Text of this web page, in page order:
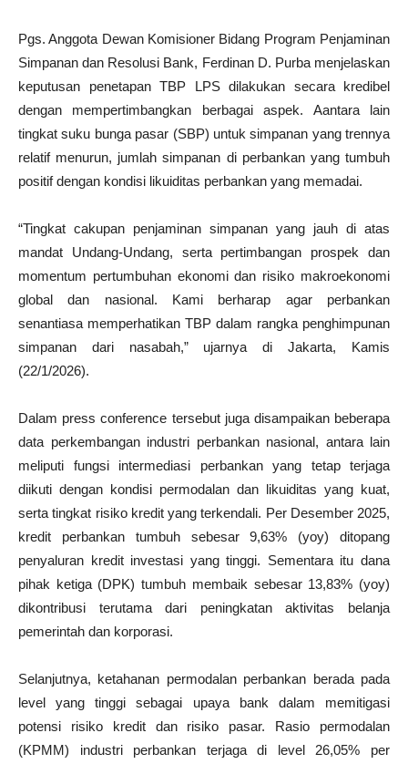
Pgs. Anggota Dewan Komisioner Bidang Program Penjaminan
Simpanan dan Resolusi Bank, Ferdinan D. Purba menjelaskan
keputusan penetapan TBP LPS dilakukan secara kredibel
dengan mempertimbangkan berbagai aspek. Aantara lain
tingkat suku bunga pasar (SBP) untuk simpanan yang trennya
relatif menurun, jumlah simpanan di perbankan yang tumbuh
positif dengan kondisi likuiditas perbankan yang memadai.
“Tingkat cakupan penjaminan simpanan yang jauh di atas
mandat Undang-Undang, serta pertimbangan prospek dan
momentum pertumbuhan ekonomi dan risiko makroekonomi
global dan nasional. Kami berharap agar perbankan
senantiasa memperhatikan TBP dalam rangka penghimpunan
simpanan dari nasabah,” ujarnya di Jakarta, Kamis
(22/1/2026).
Dalam press conference tersebut juga disampaikan beberapa
data perkembangan industri perbankan nasional, antara lain
meliputi fungsi intermediasi perbankan yang tetap terjaga
diikuti dengan kondisi permodalan dan likuiditas yang kuat,
serta tingkat risiko kredit yang terkendali. Per Desember 2025,
kredit perbankan tumbuh sebesar 9,63% (yoy) ditopang
penyaluran kredit investasi yang tinggi. Sementara itu dana
pihak ketiga (DPK) tumbuh membaik sebesar 13,83% (yoy)
dikontribusi terutama dari peningkatan aktivitas belanja
pemerintah dan korporasi.
Selanjutnya, ketahanan permodalan perbankan berada pada
level yang tinggi sebagai upaya bank dalam memitigasi
potensi risiko kredit dan risiko pasar. Rasio permodalan
(KPMM) industri perbankan terjaga di level 26,05% per